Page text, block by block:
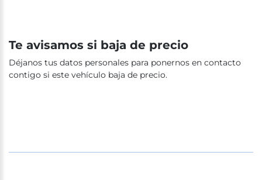
Te avisamos si baja de precio
Déjanos tus datos personales para ponernos en contacto
contigo si este vehículo baja de precio.